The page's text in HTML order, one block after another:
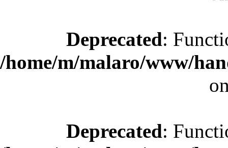
Deprecated:
/home/m/malaro/www/
Deprecated: